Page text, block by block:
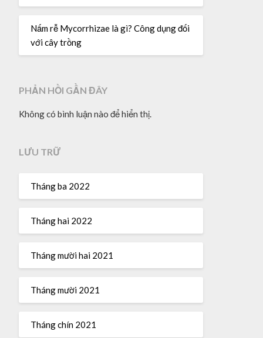
Nấm rễ Mycorrhizae là gì? Công dụng đối
với cây trồng
PHẢN HỒI GẦN ĐÂY
Không có bình luận nào để hiển thị.
LƯU TRỮ
Tháng ba 2022
Tháng hai 2022
Tháng mười hai 2021
Tháng mười 2021
Tháng chín 2021